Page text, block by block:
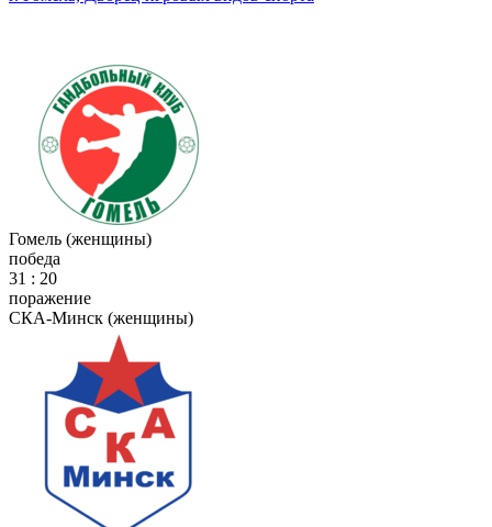
Гомель (женщины)
победа
31 : 20
поражение
СКА-Минск (женщины)